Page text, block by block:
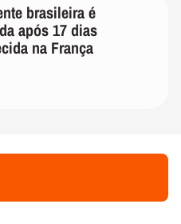
brasileira é
após 17 dias
na França